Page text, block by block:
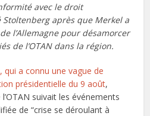
avec le droit
après que Merkel a
l’Allemagne pour désamorcer
de l’OTAN dans la région.
qui a connu une vague de
présidentielle du 9 août,
suivait les événements
de “crise se déroulant à